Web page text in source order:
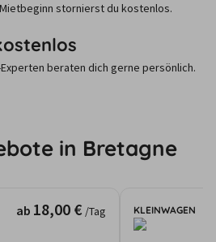
stornierst du kostenlos.
beraten dich gerne persönlich.
in Bretagne
ab 18,00 € /Tag KLEINWAGEN